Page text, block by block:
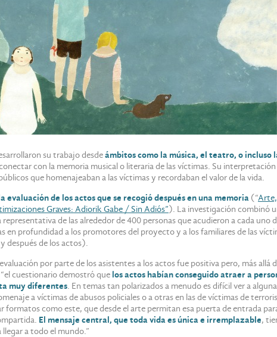
su trabajo desdeámbitos como la música, el teatro, o incluso
con la memoria musical o literaria de las víctimas. Su interpretación
que homenajeaban a las víctimas y recordaban el valor de la vida.
evaluación de los actos que se recogió después en una memoria (“
Graves: Adiorik Gabe / Sin Adiós”). La investigación combinó
de las alrededor de 400 personas que acudieron a cada uno
en profundidad a los promotores del proyecto y a los familiares de las
después de los actos).
por parte de los asistentes a los actos fue positiva pero, más allá
cuestionario demostró que los actos habían conseguido atraer a
muy diferentes. En temas tan polarizados a menudo es difícil ver a
a víctimas de abusos policiales o a otras en las de víctimas de
formatos como este, que desde el arte permitan esa puerta de entrada
El mensaje central, que toda vida es única e irremplazable,
a todo el mundo.”